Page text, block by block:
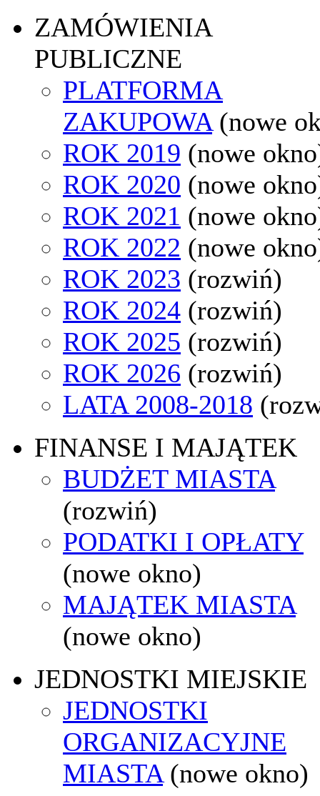
ZAMÓWIENIA
PUBLICZNE
PLATFORMA
ZAKUPOWA (nowe
ROK 2019 (nowe
ROK 2020 (nowe
ROK 2021 (nowe
ROK 2022 (nowe
ROK 2023 (rozwiń)
ROK 2024 (rozwiń)
ROK 2025 (rozwiń)
ROK 2026 (rozwiń)
LATA 2008-2018
FINANSE I MAJĄTEK
BUDŻET MIASTA
(rozwiń)
PODATKI I OPŁATY
(nowe okno)
MAJĄTEK MIASTA
(nowe okno)
JEDNOSTKI MIEJSKIE
JEDNOSTKI
ORGANIZACYJNE
MIASTA (nowe okno)